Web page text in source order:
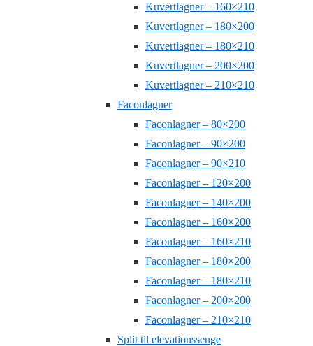
Kuvertlagner – 160×210
Kuvertlagner – 180×200
Kuvertlagner – 180×210
Kuvertlagner – 200×200
Kuvertlagner – 210×210
Faconlagner
Faconlagner – 80×200
Faconlagner – 90×200
Faconlagner – 90×210
Faconlagner – 120×200
Faconlagner – 140×200
Faconlagner – 160×200
Faconlagner – 160×210
Faconlagner – 180×200
Faconlagner – 180×210
Faconlagner – 200×200
Faconlagner – 210×210
Split til elevationssenge